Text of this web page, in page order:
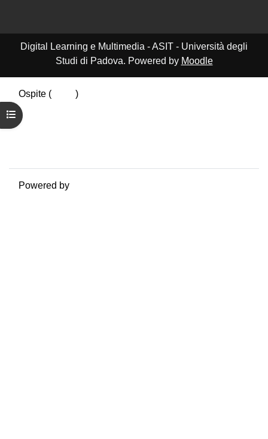
Apri indice del corso
Digital Learning e Multimedia - ASIT - Università degli
Studi di Padova. Powered by Moodle
Ospite (
)
Riepilogo della conservazione dei dati
Politiche
Powered by